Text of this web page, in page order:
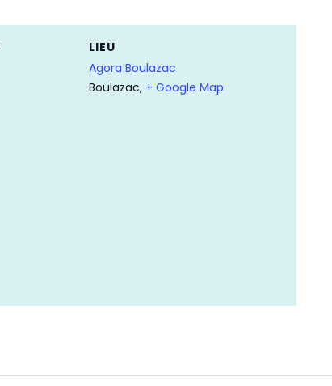
LIEU
Agora Boulazac
Boulazac, + Google Map